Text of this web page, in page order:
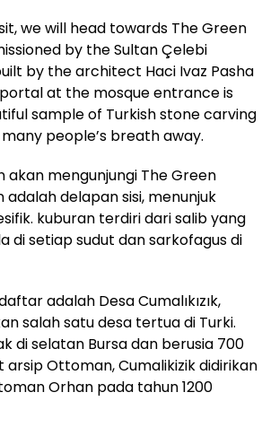
we will head towards The Green
by the Sultan Çelebi
by the architect Haci Ivaz Pasha
portal at the mosque entrance is
sample of Turkish stone carving
people’s breath away.
akan mengunjungi The Green
adalah delapan sisi, menunjuk
kuburan terdiri dari salib yang
di setiap sudut dan sarkofagus di
adalah Desa Cumalıkızık,
salah satu desa tertua di Turki.
di selatan Bursa dan berusia 700
arsip Ottoman, Cumalikizik didirikan
Orhan pada tahun 1200